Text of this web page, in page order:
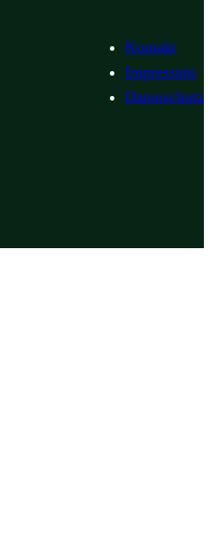
Kontakt
Impressum
Datenschutz